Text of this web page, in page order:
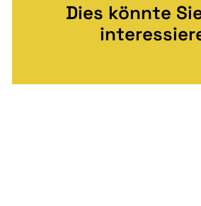
Dies könnte